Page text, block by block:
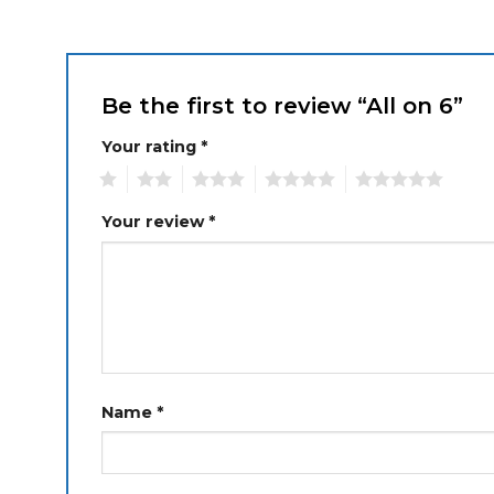
Be the first to review “All on 6”
Your rating*
Your review*
Name*